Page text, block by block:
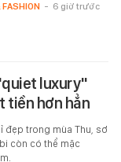
- 6 giờ trước
luxury"
tiền hơn hẳn
đẹp trong mùa Thu, sơ
còn có thể mặc